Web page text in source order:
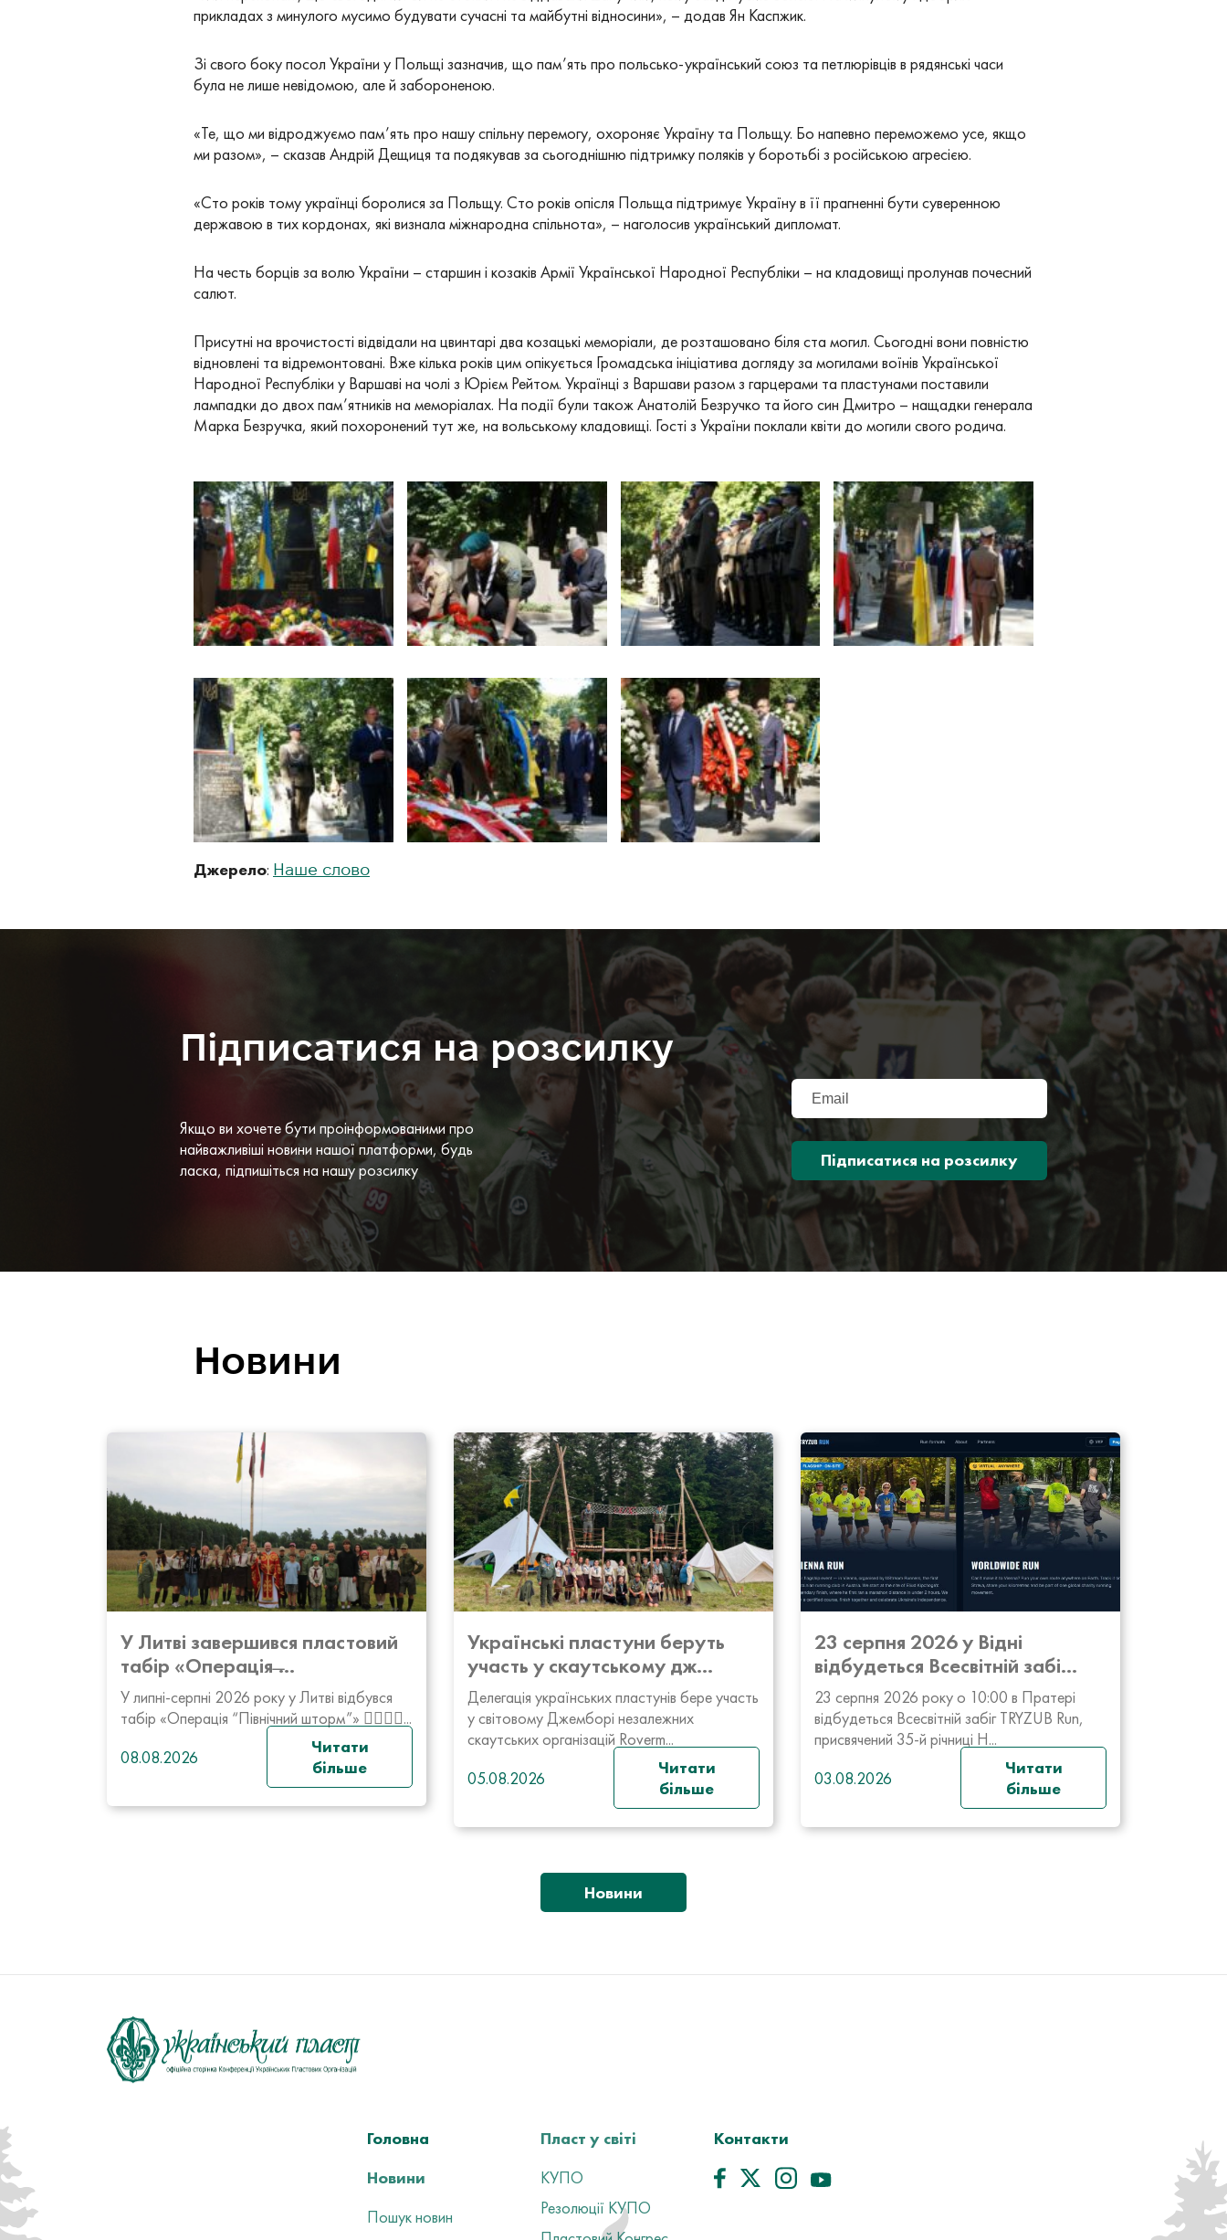
прикладах з минулого мусимо будувати сучасні та майбутні відносини», – додав Ян Каспжик.
Зі свого боку посол України у Польщі зазначив, що пам’ять про польсько-український союз та петлюрівців в рядянські часи
була не лише невідомою, але й забороненою.
«Те, що ми відроджуємо пам’ять про нашу спільну перемогу, охороняє Україну та Польщу. Бо напевно переможемо усе, якщо
ми разом», – сказав Андрій Дещиця та подякував за сьогоднішню підтримку поляків у боротьбі з російською агресією.
«Сто років тому українці боролися за Польщу. Сто років опісля Польща підтримує Україну в її прагненні бути суверенною
державою в тих кордонах, які визнала міжнародна спільнота», – наголосив український дипломат.
На честь борців за волю України – старшин і козаків Армії Української Народної Республіки – на кладовищі пролунав почесний
салют.
Присутні на врочистості відвідали на цвинтарі два козацькі меморіали, де розташовано біля ста могил. Сьогодні вони повністю
відновлені та відремонтовані. Вже кілька років цим опікується Громадська ініціатива догляду за могилами воїнів Української
Народної Республіки у Варшаві на чолі з Юрієм Рейтом. Українці з Варшави разом з гарцерами та пластунами поставили
лампадки до двох пам’ятників на меморіалах. На події були також Анатолій Безручко та його син Дмитро – нащадки генерала
Марка Безручка, який похоронений тут же, на вольському кладовищі. Гості з України поклали квіти до могили свого родича.
Джерело: Наше слово
Підписатися на розсилку
Якщо ви хочете бути проінформованими про
найважливіші новини нашої платформи, будь
ласка, підпишіться на нашу розсилку
Підписатися на розсилку
Новини
У Литві завершився пластовий
табір «Операція ̶...
У липні-серпні 2026 року у Литві відбувся
табір «Операція “Північний шторм”» 🕵️‍♀️🕵️‍♂️...
08.08.2026
Читати
більше
Українські пластуни беруть
участь у скаутському дж...
Делегація українських пластунів бере участь
у світовому Джемборі незалежних
скаутських організацій Roverm...
05.08.2026
Читати
більше
23 серпня 2026 у Відні
відбудеться Всесвітній забі...
23 серпня 2026 року о 10:00 в Пратері
відбудеться Всесвітній забіг TRYZUB Run,
присвячений 35-й річниці Н...
03.08.2026
Читати
більше
Новини
Головна
Новини
Пошук новин
Пласт у світі
КУПО
Резолюції КУПО
Контакти